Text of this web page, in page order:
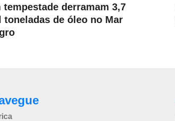
tempestade derramam 3,7
toneladas de óleo no Mar